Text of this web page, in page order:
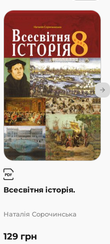
Всесвітня історія.
129 грн
Наталія Сорочинська